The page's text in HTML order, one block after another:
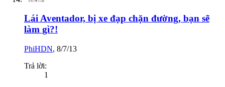
Lái Aventador, bị xe đạp chặn đường, bạn sẽ
làm gì?!
PhiHDN, 8/7/13
Trả lời:
1